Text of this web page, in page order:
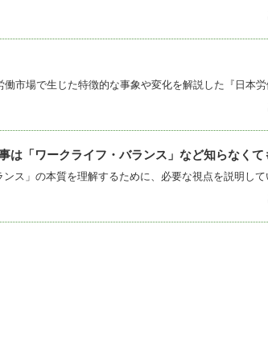
「ワークライフ・バランス」など知らなくて
ス」の本質を理解するために、必要な視点を説明して